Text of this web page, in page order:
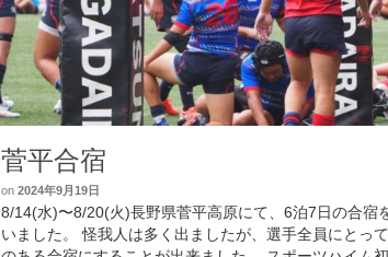
菅平合宿
on 2024年9月19日
8/14(水)〜8/20(火)長野県菅平高原にて、6泊7日の合宿
いました。 怪我人は多く出ましたが、選手全員にとっ